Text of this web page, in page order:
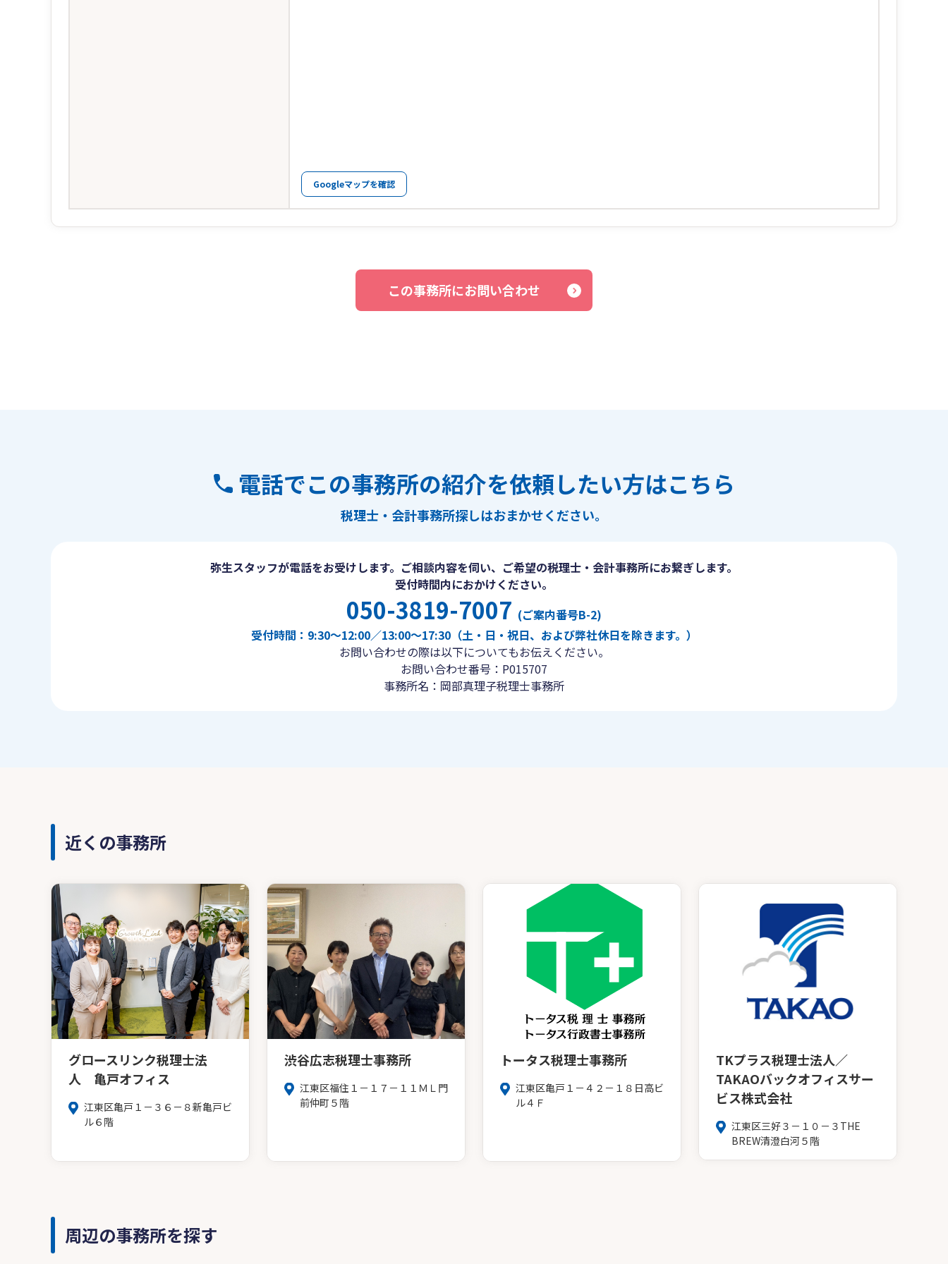
Googleマップを確認
この事務所にお問い合わせ
電話でこの事務所の紹介を依頼したい方はこちら
税理士・会計事務所探しはおまかせください。
弥生スタッフが電話をお受けします。ご相談内容を伺い、ご希望の税理士・会計事務所にお繋ぎします。
受付時間内におかけください。
050-3819-7007 (ご案内番号B-2)
受付時間：9:30〜12:00／13:00〜17:30（土・日・祝日、および弊社休日を除きます。）
お問い合わせの際は以下についてもお伝えください。
お問い合わせ番号：P015707
事務所名：岡部真理子税理士事務所
近くの事務所
グロースリンク税理士法
人 亀戸オフィス
江東区亀戸１－３６－８新亀戸ビ
ル６階
渋谷広志税理士事務所
江東区福住１－１７－１１ＭＬ門
前仲町５階
トータス税理士事務所
江東区亀戸１－４２－１８日高ビ
ル４Ｆ
TKプラス税理士法人／
TAKAOバックオフィスサー
ビス株式会社
江東区三好３－１０－３THE
BREW清澄白河５階
周辺の事務所を探す